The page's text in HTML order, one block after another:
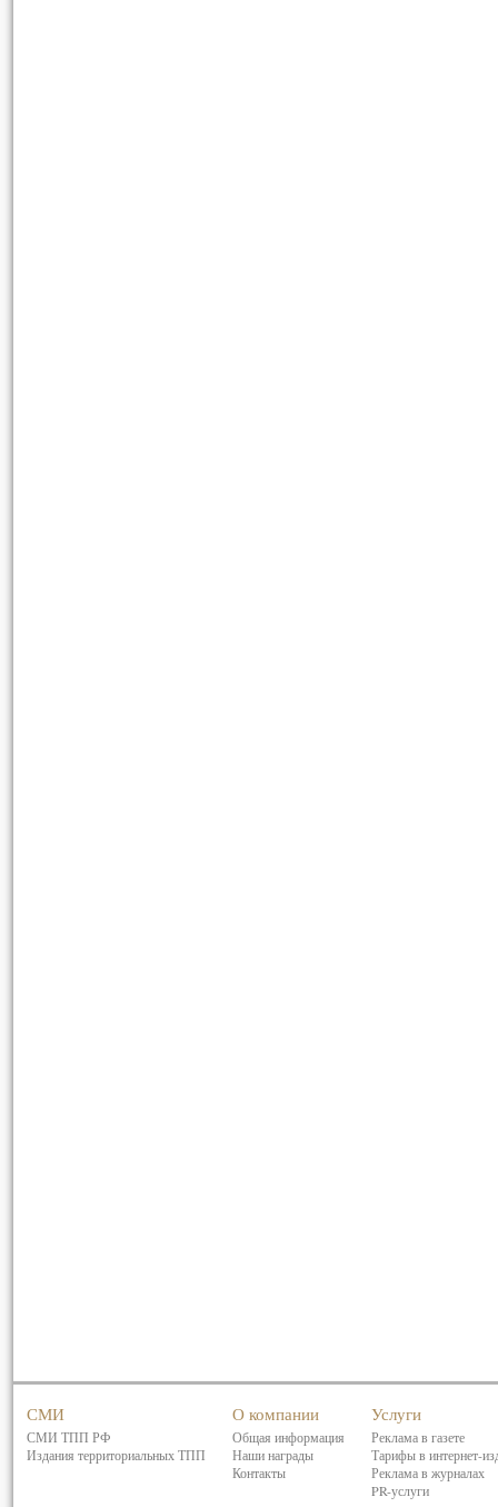
СМИ
СМИ ТПП РФ
Издания территориальных ТПП
О компании
Общая информация
Наши награды
Контакты
Услуги
Реклама в газете
Тарифы в интернет-
Реклама в журналах
PR-услуги